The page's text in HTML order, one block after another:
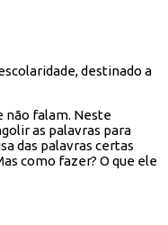
destinado a
não falam. Neste
as palavras para
das palavras certas
como fazer? O que ele